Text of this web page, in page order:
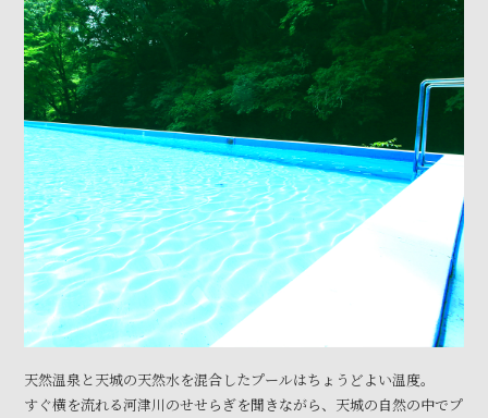
天然温泉と天城の天然水を混合したプールはちょうどよい温度。
すぐ横を流れる河津川のせせらぎを聞きながら、天城の自然の中でプ